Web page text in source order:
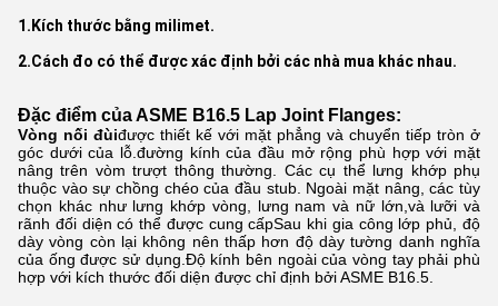
1.Kích thước bằng milimet.
2.Cách đo có thể được xác định bởi các nhà mua khác nhau.
Đặc điểm của ASME B16.5 Lap Joint Flanges:
Vòng nối đùiđược thiết kế với mặt phẳng và chuyển tiếp tròn ở
góc dưới của lỗ.đường kính của đầu mở rộng phù hợp với mặt
nâng trên vòm trượt thông thường. Các cụ thể lưng khớp phụ
thuộc vào sự chồng chéo của đầu stub. Ngoài mặt nâng, các tùy
chọn khác như lưng khớp vòng, lưng nam và nữ lớn,và lưỡi và
rãnh đối diện có thể được cung cấpSau khi gia công lớp phủ, độ
dày vòng còn lại không nên thấp hơn độ dày tường danh nghĩa
của ống được sử dụng.Độ kính bên ngoài của vòng tay phải phù
hợp với kích thước đối diện được chỉ định bởi ASME B16.5.